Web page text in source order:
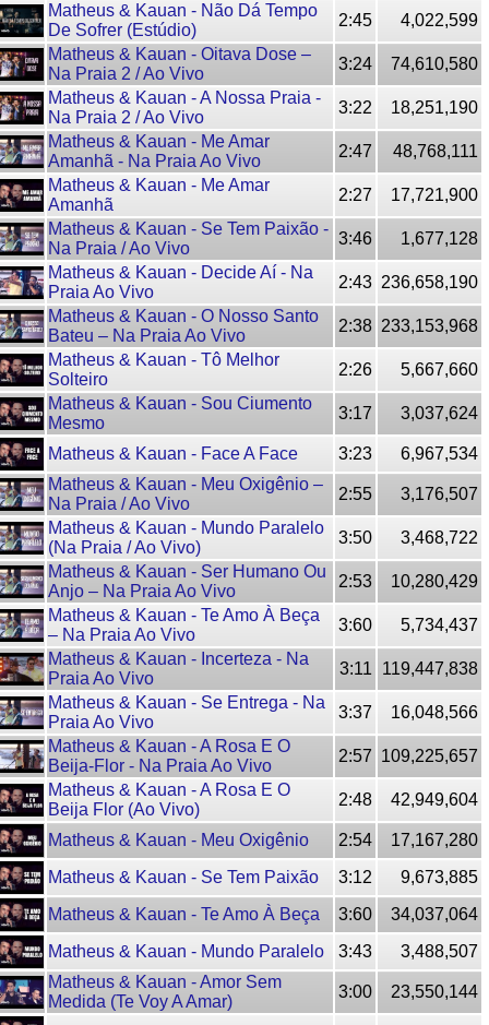
Matheus & Kauan - Não Dá Tempo
De Sofrer (Estúdio)
2:45
4,022,599
Matheus & Kauan - Oitava Dose –
Na Praia 2 / Ao Vivo
3:24
74,610,580
Matheus & Kauan - A Nossa Praia -
Na Praia 2 / Ao Vivo
3:22
18,251,190
Matheus & Kauan - Me Amar
Amanhã - Na Praia Ao Vivo
2:47
48,768,111
Matheus & Kauan - Me Amar
Amanhã
2:27
17,721,900
Matheus & Kauan - Se Tem Paixão -
Na Praia / Ao Vivo
3:46
1,677,128
Matheus & Kauan - Decide Aí - Na
Praia Ao Vivo
2:43 236,658,190
Matheus & Kauan - O Nosso Santo
Bateu – Na Praia Ao Vivo
2:38 233,153,968
Matheus & Kauan - Tô Melhor
Solteiro
2:26
5,667,660
Matheus & Kauan - Sou Ciumento
Mesmo
3:17 3,037,624
Matheus & Kauan - Face A Face 3:23
6,967,534
Matheus & Kauan - Meu Oxigênio –
Na Praia / Ao Vivo
2:55
3,176,507
Matheus & Kauan - Mundo Paralelo
(Na Praia / Ao Vivo)
3:50
3,468,722
Matheus & Kauan - Ser Humano Ou
Anjo – Na Praia Ao Vivo
2:53
10,280,429
Matheus & Kauan - Te Amo À Beça
– Na Praia Ao Vivo
3:60
5,734,437
Matheus & Kauan - Incerteza - Na
Praia Ao Vivo
3:11
119,447,838
Matheus & Kauan - Se Entrega - Na
Praia Ao Vivo
3:37
16,048,566
Matheus & Kauan - A Rosa E O
Beija-Flor - Na Praia Ao Vivo
2:57 109,225,657
Matheus & Kauan - A Rosa E O
Beija Flor (Ao Vivo)
2:48 42,949,604
Matheus & Kauan - Meu Oxigênio 2:54
17,167,280
Matheus & Kauan - Se Tem Paixão
3:12
9,673,885
Matheus & Kauan - Te Amo À Beça
3:60
34,037,064
Matheus & Kauan - Mundo Paralelo
3:43
3,488,507
Matheus & Kauan - Amor Sem
Medida (Te Voy A Amar)
3:00 23,550,144